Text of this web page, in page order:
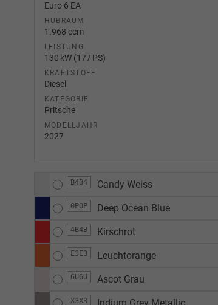
Euro 6 EA
HUBRAUM
1.968 ccm
LEISTUNG
130 kW (177 PS)
KRAFTSTOFF
Diesel
KATEGORIE
Pritsche
MODELLJAHR
2027
B4B4 Candy Weiss
0P0P Deep Ocean Blue
4B4B Kirschrot
E3E3 Leuchtorange
6U6U Ascot Grau
X3X3